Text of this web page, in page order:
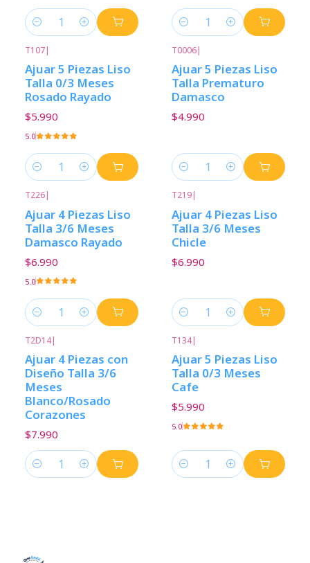
Cantidad Cantidad
T107|
Ajuar 5 Piezas Liso
Talla 0/3 Meses
Rosado Rayado
$5.990
5.0
Cantidad
T0006|
Ajuar 5 Piezas Liso
Talla Prematuro
Damasco
$4.990
Cantidad
T226|
Ajuar 4 Piezas Liso
Talla 3/6 Meses
Damasco Rayado
$6.990
5.0
Cantidad
T219|
Ajuar 4 Piezas Liso
Talla 3/6 Meses
Chicle
$6.990
Cantidad
T2D14|
Ajuar 4 Piezas con
Diseño Talla 3/6
Meses
Blanco/Rosado
Corazones
$7.990
Cantidad
T134|
Ajuar 5 Piezas Liso
Talla 0/3 Meses
Cafe
$5.990
5.0
Cantidad